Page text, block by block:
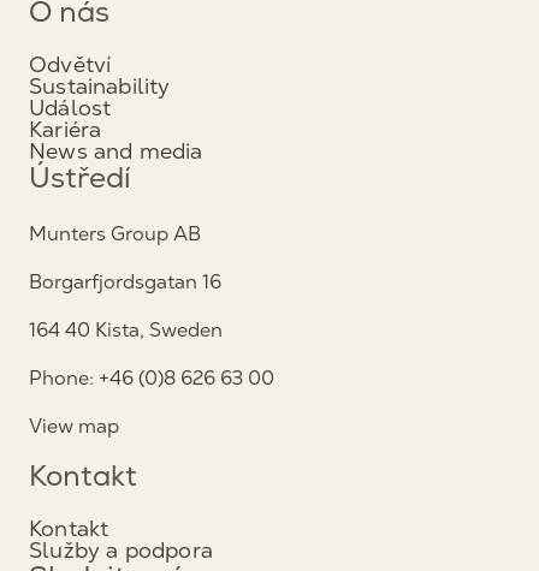
O nás
Odvětví
Sustainability
Událost
Kariéra
News and media
Ústředí
Munters Group AB
Borgarfjordsgatan 16
164 40 Kista, Sweden
Phone: +46 (0)8 626 63 00
View map
Kontakt
Kontakt
Služby a podpora